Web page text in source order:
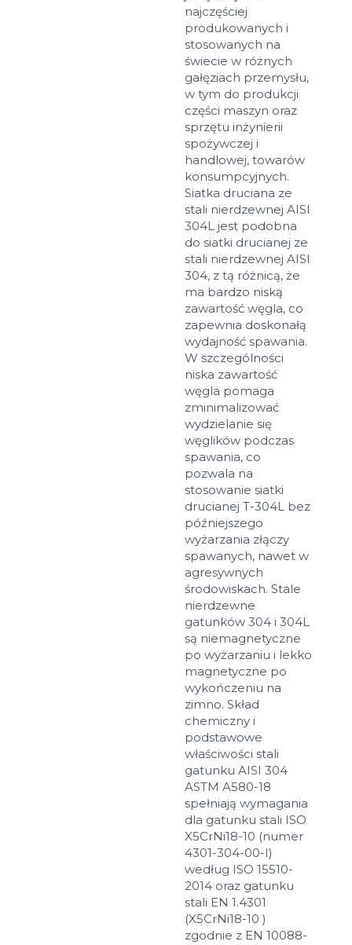
najczęściej
produkowanych i
stosowanych na
świecie w różnych
gałęziach przemysłu,
w tym do produkcji
części maszyn oraz
sprzętu inżynierii
spożywczej i
handlowej, towarów
konsumpcyjnych.
Siatka druciana ze
stali nierdzewnej AISI
304L jest podobna
do siatki drucianej ze
stali nierdzewnej AISI
304, z tą różnicą, że
ma bardzo niską
zawartość węgla, co
zapewnia doskonałą
wydajność spawania.
W szczególności
niska zawartość
węgla pomaga
zminimalizować
wydzielanie się
węglików podczas
spawania, co
pozwala na
stosowanie siatki
drucianej T-304L bez
późniejszego
wyżarzania złączy
spawanych, nawet w
agresywnych
środowiskach. Stale
nierdzewne
gatunków 304 i 304L
są niemagnetyczne
po wyżarzaniu i lekko
magnetyczne po
wykończeniu na
zimno. Skład
chemiczny i
podstawowe
właściwości stali
gatunku AISI 304
ASTM A580-18
spełniają wymagania
dla gatunku stali ISO
X5CrNi18-10 (numer
4301-304-00-I)
według ISO 15510-
2014 oraz gatunku
stali EN 1.4301
(X5CrNi18-10 )
zgodnie z EN 10088-